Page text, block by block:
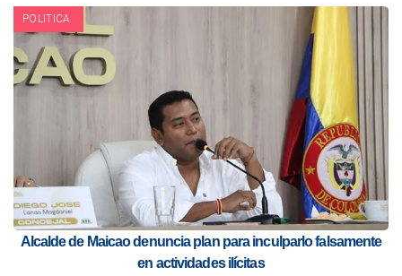
POLITICA
Alcalde de Maicao denuncia plan para inculparlo falsamente
en actividades ilícitas